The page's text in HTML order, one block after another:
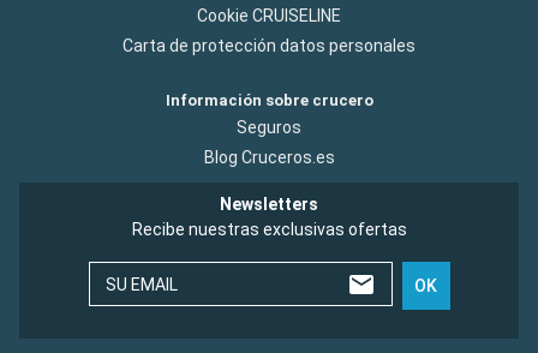
Cookie CRUISELINE
Carta de protección datos personales
Información sobre crucero
Seguros
Blog Cruceros.es
Newsletters
Recibe nuestras exclusivas ofertas
SU EMAIL OK